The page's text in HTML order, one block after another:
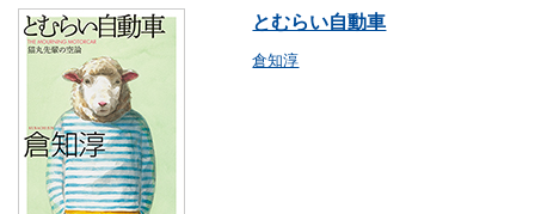
とむらい自動車
倉知淳